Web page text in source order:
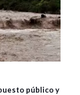
público y